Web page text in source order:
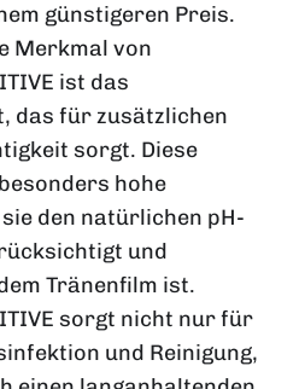
günstigeren Preis.
Merkmal von
ist das
das für zusätzlichen
sorgt. Diese
hohe
den natürlichen pH-
und
Tränenfilm ist.
sorgt nicht nur für
und Reinigung,